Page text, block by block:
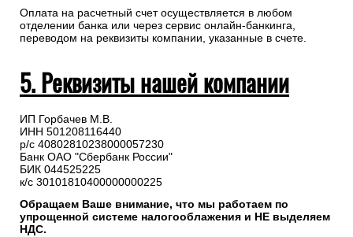
Оплата на расчетный счет осуществляется в любом
отделении банка или через сервис онлайн-банкинга,
переводом на реквизиты компании, указанные в счете.
5. Реквизиты нашей компании
ИП Горбачев М.В.
ИНН 501208116440
р/с 40802810238000057230
Банк ОАО "Сбербанк России"
БИК 044525225
к/с 30101810400000000225
Обращаем Ваше внимание, что мы работаем по
упрощенной системе налогооблажения и НЕ выделяем
НДС.